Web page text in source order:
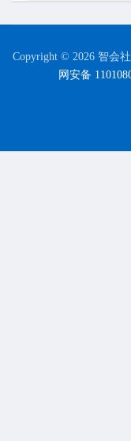
Copyright © 2026 智会
网安备